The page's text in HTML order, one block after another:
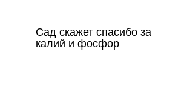
Сад скажет спасибо за
калий и фосфор